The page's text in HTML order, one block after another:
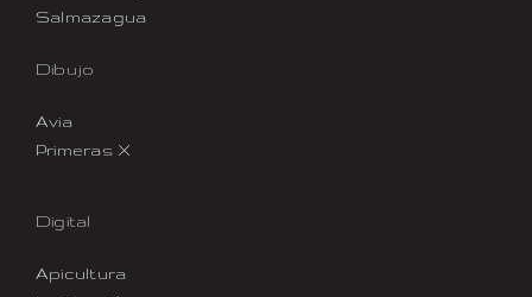
Salmazagua
Dibujo
Avia
Primeras X
Digital
Apicultura